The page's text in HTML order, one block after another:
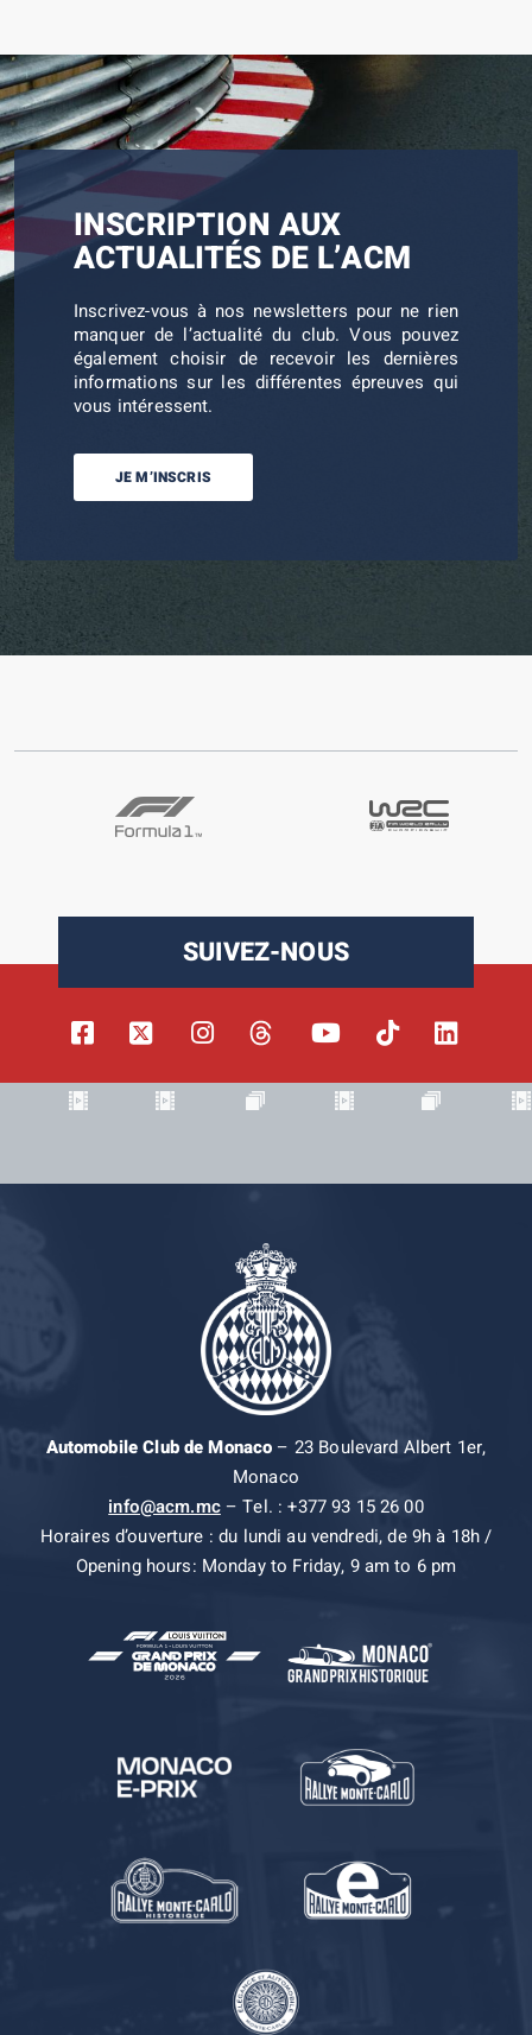
INSCRIPTION AUX
ACTUALITÉS DE L’ACM
Inscrivez-vous à nos newsletters pour ne rien
manquer de l’actualité du club. Vous pouvez
également choisir de recevoir les dernières
informations sur les différentes épreuves qui
vous intéressent.
JE M’INSCRIS
SUIVEZ-NOUS
Automobile Club de Monaco– 23 Boulevard Albert 1er,
Monaco
info@acm.mc– Tel. : +377 93 15 26 00
Horaires d’ouverture : du lundi au vendredi, de 9h à 18h /
Opening hours: Monday to Friday, 9 am to 6 pm